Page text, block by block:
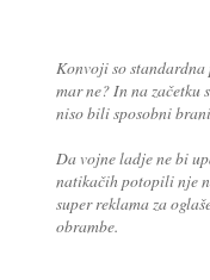
Konvoji so standardna
mar ne? In na začetku
niso bili sposobni
Da vojne ladje ne bi
natikačih potopili nje
super reklama za
obrambe.